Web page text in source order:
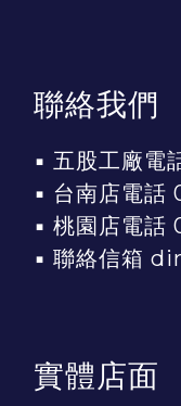
聯絡我們
▪ 五股工廠電
▪ 台南店電
▪ 桃園店電話
▪ 聯絡信箱
實體店面